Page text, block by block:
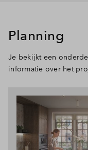
Planning
Je bekijkt een
informatie over het